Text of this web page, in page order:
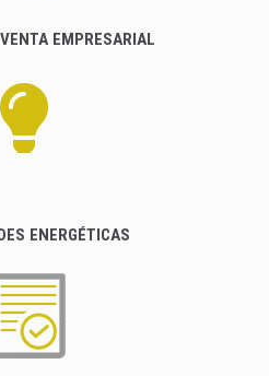
EMPRESARIAL
ENERGÉTICAS